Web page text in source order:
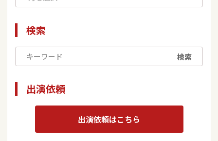
検索
検索
出演依頼
出演依頼はこちら